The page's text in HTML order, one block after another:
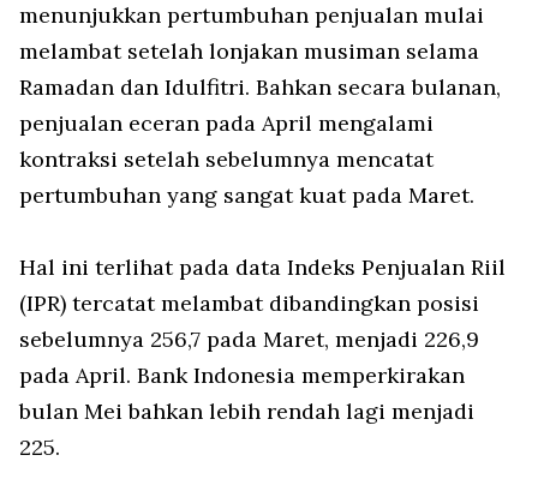
menunjukkan pertumbuhan penjualan mulai
melambat setelah lonjakan musiman selama
Ramadan dan Idulfitri. Bahkan secara bulanan,
penjualan eceran pada April mengalami
kontraksi setelah sebelumnya mencatat
pertumbuhan yang sangat kuat pada Maret.
Hal ini terlihat pada data Indeks Penjualan Riil
(IPR) tercatat melambat dibandingkan posisi
sebelumnya 256,7 pada Maret, menjadi 226,9
pada April. Bank Indonesia memperkirakan
bulan Mei bahkan lebih rendah lagi menjadi
225.